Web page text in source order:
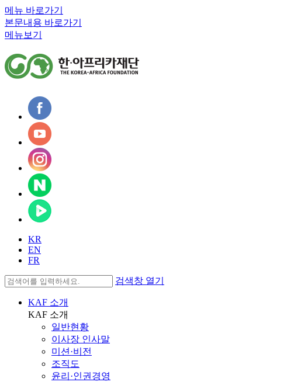
메뉴 바로가기
본문내용 바로가기
메뉴보기
KR
EN
FR
검색창 열기
KAF 소개
KAF 소개
일반현황
이사장 인사말
미션·비전
조직도
윤리·인권경영